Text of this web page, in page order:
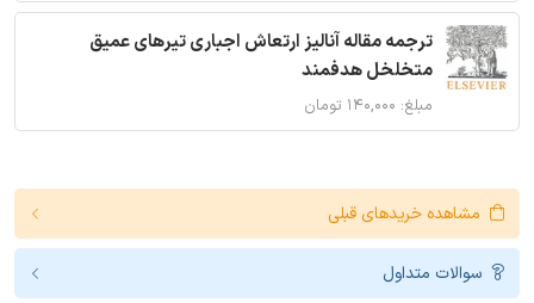
ترجمه مقاله آنالیز ارتعاش اجباری تیرهای عمیق
متخلخل هدفمند
مبلغ: ۱۴۰,۰۰۰ تومان
مشاهده خریدهای قبلی
سوالات متداول